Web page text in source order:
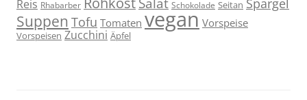
Reis Rhabarber Schokolade Seitan
Suppen Tofu Tomaten vegan Vorspeise
Vorspeisen Zucchini Äpfel